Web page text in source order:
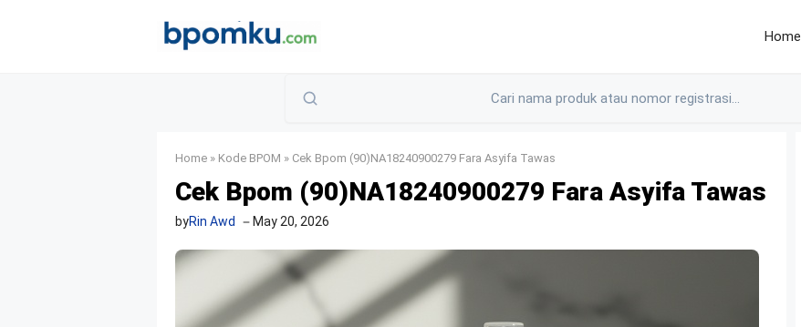
Home
Home » Kode BPOM » Cek Bpom (90)NA18240900279 Fara Asyifa Tawas
Cek Bpom (90)NA18240900279 Fara Asyifa Tawas
byRin Awd May 20, 2026